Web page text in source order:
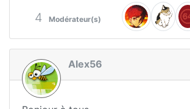
4 Modérateur(s)
Alex56